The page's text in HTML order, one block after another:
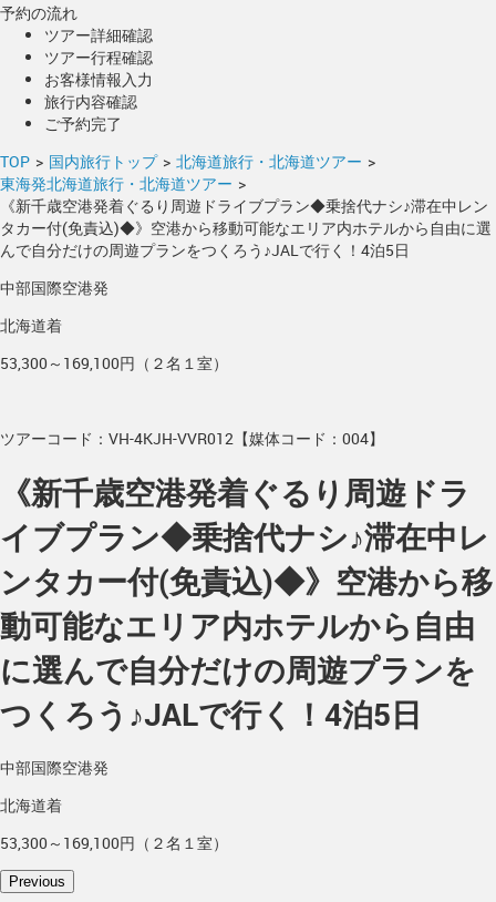
予約の流れ
ツアー詳細確認
ツアー行程確認
お客様情報入力
旅行内容確認
ご予約完了
TOP > 国内旅行トップ > 北海道旅行・北海道ツアー >
東海発北海道旅行・北海道ツアー >
《新千歳空港発着ぐるり周遊ドライブプラン◆乗捨代ナシ♪滞在中レン
タカー付(免責込)◆》空港から移動可能なエリア内ホテルから自由に選
んで自分だけの周遊プランをつくろう♪JALで行く！4泊5日
中部国際空港発
北海道着
53,300～169,100円（２名１室）
ツアーコード：VH-4KJH-VVR012【媒体コード：004】
《新千歳空港発着ぐるり周遊ドラ
イブプラン◆乗捨代ナシ♪滞在中レ
ンタカー付(免責込)◆》空港から移
動可能なエリア内ホテルから自由
に選んで自分だけの周遊プランを
つくろう♪JALで行く！4泊5日
中部国際空港発
北海道着
53,300～169,100円（２名１室）
Previous